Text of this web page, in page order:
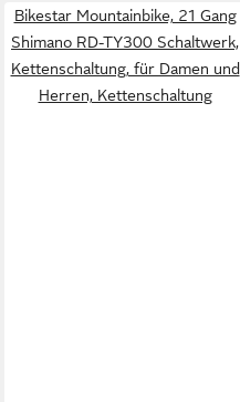
Bikestar Mountainbike, 21 Gang
Shimano RD-TY300 Schaltwerk,
Kettenschaltung, für Damen und
Herren, Kettenschaltung